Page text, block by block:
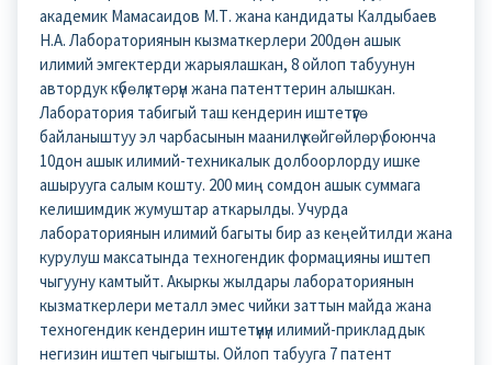
академик Мамасаидов М.Т. жана кандидаты Калдыбаев
Н.А. Лабораториянын кызматкерлери 200дөн ашык
илимий эмгектерди жарыялашкан, 8 ойлоп табуунун
автордук күбөлүктөрүн жана патенттерин алышкан.
Лаборатория табигый таш кендерин иштетүүгө
байланыштуу эл чарбасынын маанилүү көйгөйлөрү боюнча
10дон ашык илимий-техникалык долбоорлорду ишке
ашырууга салым кошту. 200 миң сомдон ашык суммага
келишимдик жумуштар аткарылды. Учурда
лабораториянын илимий багыты бир аз кеңейтилди жана
курулуш максатында техногендик формацияны иштеп
чыгууну камтыйт. Акыркы жылдары лабораториянын
кызматкерлери металл эмес чийки заттын майда жана
техногендик кендерин иштетүүнүн илимий-прикладдык
негизин иштеп чыгышты. Ойлоп табууга 7 патент